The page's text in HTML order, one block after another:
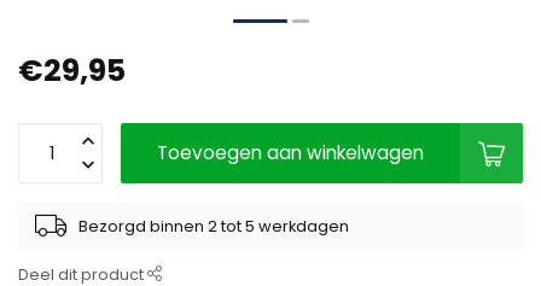
€29,95
Toevoegen aan winkelwagen
Bezorgd binnen 2 tot 5 werkdagen
Deel dit product